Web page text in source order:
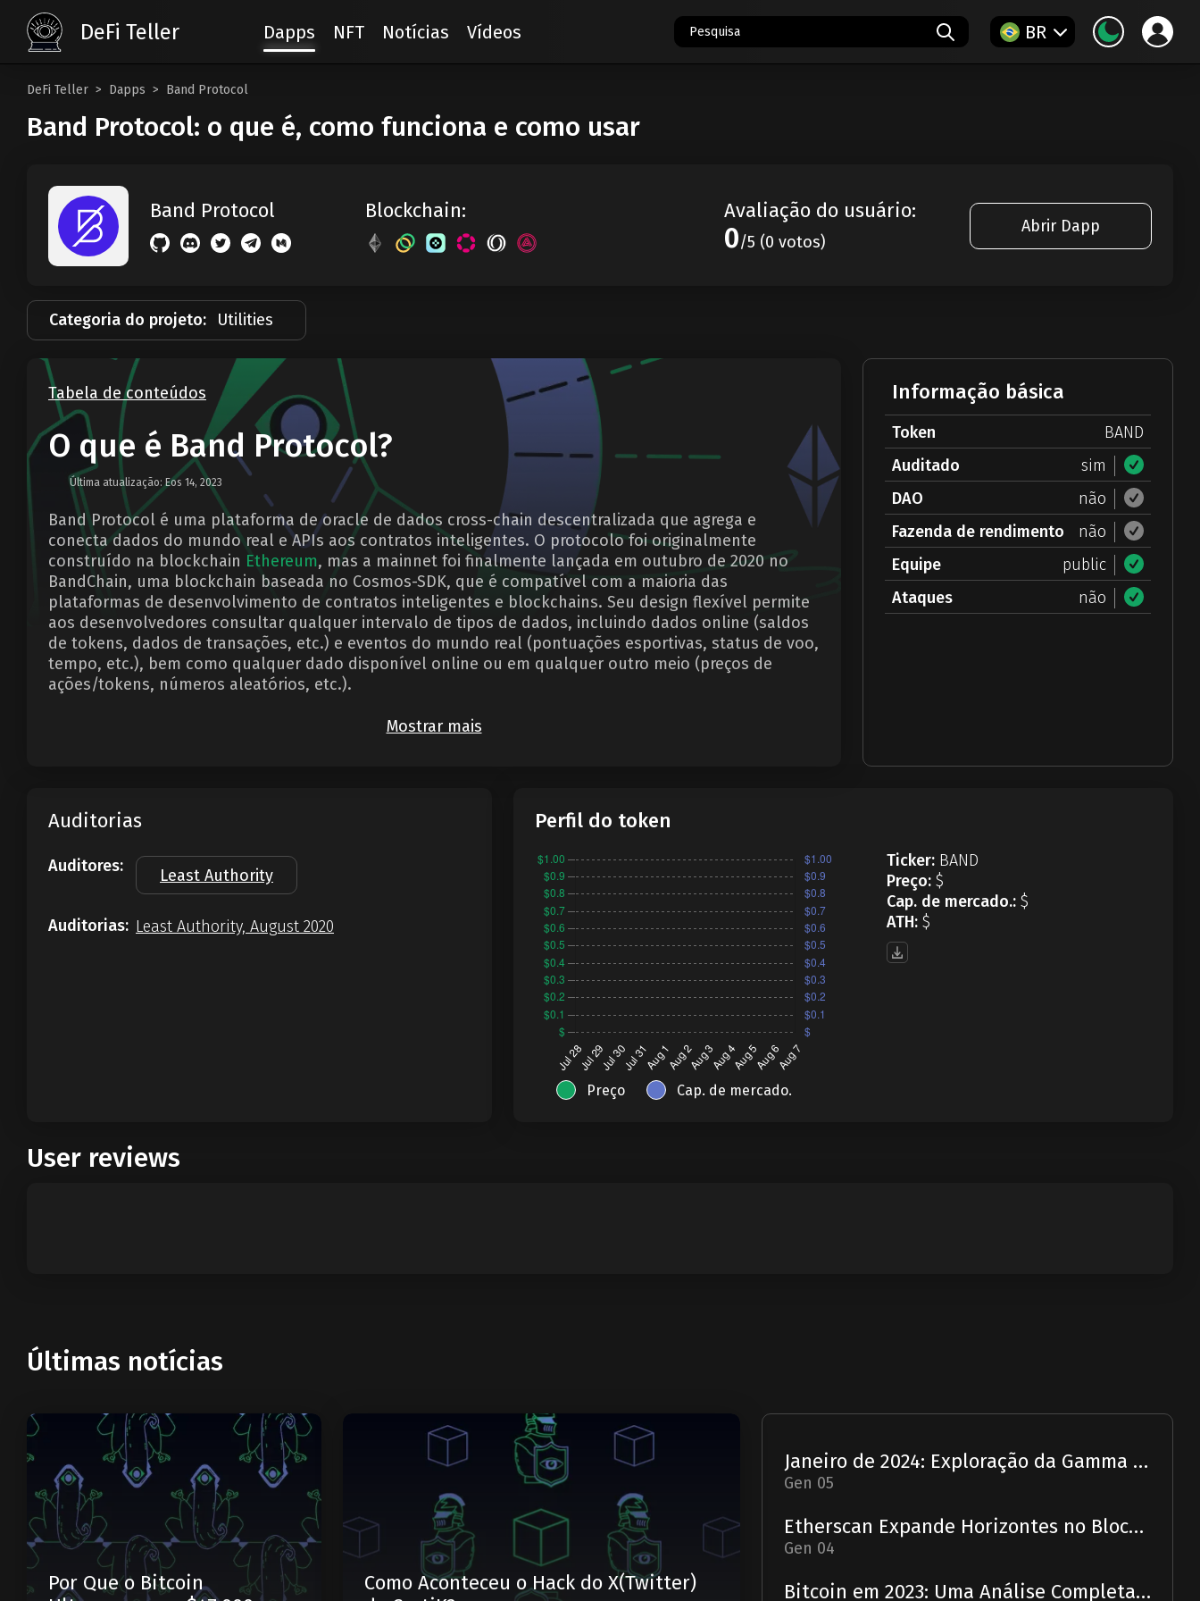
DeFi Teller Dapps Band Protocol
Band Protocol: o que é, como funciona e como usar
Band Protocol Blockchain: Avaliação do usuário:
0/5 (0 votos)
Abrir Dapp
Categoria do projeto: Utilities
Tabela de conteúdos
O que é Band Protocol?
Última atualização: Eos 14, 2023
Band Protocol é uma plataforma de oracle de dados cross-chain descentralizada que agrega e
conecta dados do mundo real e APIs aos contratos inteligentes. O protocolo foi originalmente
construído na blockchain Ethereum, mas a mainnet foi finalmente lançada em outubro de 2020 no
BandChain, uma blockchain baseada no Cosmos-SDK, que é compatível com a maioria das
plataformas de desenvolvimento de contratos inteligentes e blockchains. Seu design flexível permite
aos desenvolvedores consultar qualquer intervalo de tipos de dados, incluindo dados online (saldos
de tokens, dados de transações, etc.) e eventos do mundo real (pontuações esportivas, status de voo,
tempo, etc.), bem como qualquer dado disponível online ou em qualquer outro meio (preços de
ações/tokens, números aleatórios, etc.).
Mostrar mais
Informação básica
Token
BAND
Auditado
sim
DAO
não
Fazenda de rendimento
não
Equipe
public
Ataques
não
Auditorias
Auditores: Least Authority
Auditorias: Least Authority, August 2020
Perfil do token
Preço Cap. de mercado.
Ticker: BAND
Preço: $
Cap. de mercado.: $
ATH: $
User reviews
Últimas notícias
Por Que o Bitcoin
Como Aconteceu o Hack do X(Twitter)
Janeiro de 2024: Exploração da Gamma Strategies - Um Relatório
Gen 05
Etherscan Expande Horizontes no Blockchain com Aquisição da Solscan
Gen 04
Bitcoin em 2023: Uma Análise Completa e Previsão para 2024
DeFi Teller Dapps NFT Notícias Vídeos BR